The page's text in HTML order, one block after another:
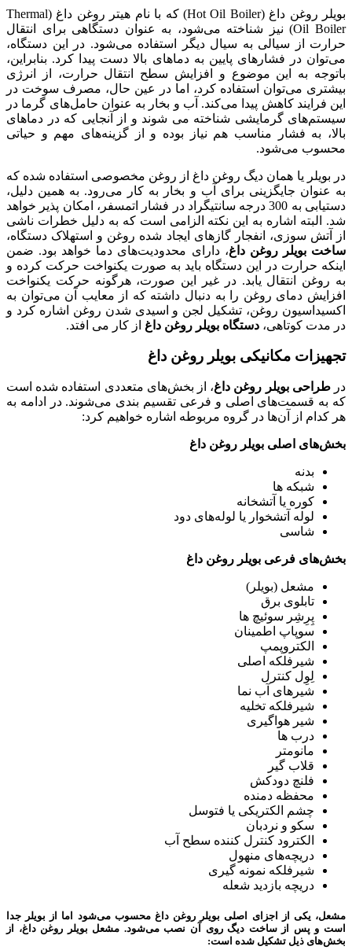
بویلر روغن داغ (Hot Oil Boiler) که با نام هیتر روغن داغ (Thermal
Oil Boiler) نیز شناخته می‌شود، به عنوان دستگاهی برای انتقال
حرارت از سیالی به سیال دیگر استفاده می‌شود. در این دستگاه،
می‌توان در فشارهای پایین به دماهای بالا دست پیدا کرد. بنابراین،
باتوجه به این موضوع و افزایش سطح انتقال حرارت، از انرژی
بیشتری می‌توان استفاده کرد، اما در عین حال، مصرف سوخت در
این فرایند کاهش پیدا می‌کند. آب و بخار به عنوان حامل‌های گرما در
سیستم‌های گرمایشی شناخته می شوند و از آنجایی که در دماهای
بالا، به فشار مناسب هم نیاز بوده و از گزینه‌های مهم و حیاتی
محسوب می‌شود.
در بویلر یا همان دیگ روغن داغ از روغن مخصوصی استفاده شده که
به عنوان جایگزینی برای آب و بخار به کار می‌رود. به همین دلیل،
دستیابی به 300 درجه سانتیگراد در فشار اتمسفر، امکان پذیر خواهد
شد. البته اشاره به این نکته الزامی است که به دلیل خطرات ناشی
از آتش سوزی، انفجار گازهای ایجاد شده روغن و استهلاک دستگاه،
ساخت بویلر روغن داغ، دارای محدودیت‌های دما خواهد بود. ضمن
اینکه حرارت در این دستگاه باید به صورت یکنواخت حرکت کرده و
به روغن انتقال یابد. در غیر این صورت، هرگونه حرکت یکنواخت
افزایش دمای روغن را به دنبال داشته که از معایب آن می‌توان به
اکسیداسیون روغن، تشکیل لجن و اسیدی شدن روغن اشاره کرد و
در مدت کوتاهی، دستگاه بویلر روغن داغ از کار می افتد.
تجهیزات مکانیکی بویلر روغن داغ
در طراحی بویلر روغن داغ، از بخش‌های متعددی استفاده شده است
که به قسمت‌های اصلی و فرعی تقسیم بندی می‌شوند. در ادامه به
هر کدام از آن‌ها در گروه مربوطه اشاره خواهیم کرد:
بخش‌های اصلی بویلر روغن داغ
بدنه
شبکه ها
کوره یا آتشخانه
لوله آتشخوار یا لوله‌های دود
شاسی
بخش‌های فرعی بویلر روغن داغ
مشعل (بویلر)
تابلوی برق
پِرِشِر سوئیچ ها
سوپاپ اطمینان
الکتروپمپ
شیرفلکه اصلی
لِوِل کنترل
شیرهای آب نما
شیرفلکه تخلیه
شیر هواگیری
درب ها
مانومتر
قلاب گیر
فلنچ دودکش
محفظه دمنده
چشم الکتریکی یا فتوسل
سکو و نردبان
الکترود کنترل کننده سطح آب
دریچه‌های منهول
شیرفلکه نمونه گیری
دریچه بازدید شعله
مشعل، یکی از اجزای اصلی بویلر روغن داغ محسوب می‌شود اما از بویلر جدا
است و پس از ساخت دیگ روی آن نصب می‌شود. مشعل بویلر روغن داغ، از
بخش‌های ذیل تشکیل شده است: